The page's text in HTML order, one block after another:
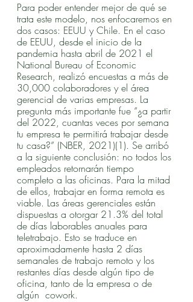
Para poder entender mejor de qué se
trata este modelo, nos enfocaremos en
dos casos: EEUU y Chile. En el caso
de EEUU, desde el inicio de la
pandemia hasta abril de 2021 el
National Bureau of Economic
Research, realizó encuestas a más de
30,000 colaboradores y el área
gerencial de varias empresas. La
pregunta más importante fue “¿a partir
del 2022, cuantas veces por semana
tu empresa te permitirá trabajar desde
tu casa?” (NBER, 2021)(1). Se arribó
a la siguiente conclusión: no todos los
empleados retornarán tiempo
completo a las oficinas. Para la mitad
de ellos, trabajar en forma remota es
viable. Las áreas gerenciales están
dispuestas a otorgar 21.3% del total
de días laborables anuales para
teletrabajo. Esto se traduce en
aproximadamente hasta 2 días
semanales de trabajo remoto y los
restantes días desde algún tipo de
oficina, tanto de la empresa o de
algún  cowork.